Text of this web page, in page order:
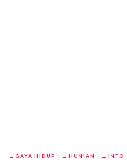
GAYA HIDUP HUNIAN INFO